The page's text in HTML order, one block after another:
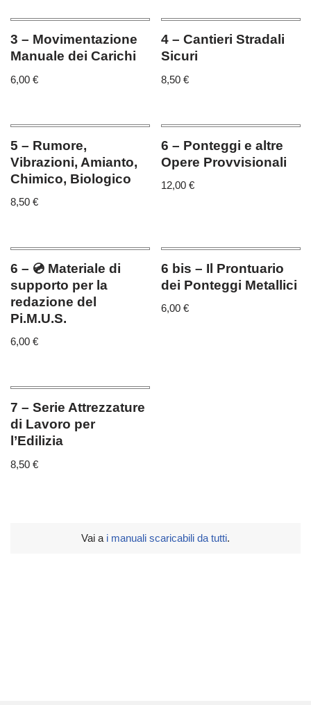
3 – Movimentazione
Manuale dei Carichi
6,00 €
4 – Cantieri Stradali
Sicuri
8,50€
5 – Rumore,
Vibrazioni, Amianto,
Chimico, Biologico
8,50 €
6 – Ponteggi e altre
Opere Provvisionali
12,00€
6 – 💿 Materiale di
supporto per la
redazione del
Pi.M.U.S.
6,00 €
6 bis – Il Prontuario
dei Ponteggi Metallici
6,00€
7 – Serie Attrezzature
di Lavoro per
l’Edilizia
8,50 €
Vai a i manuali scaricabili da tutti.